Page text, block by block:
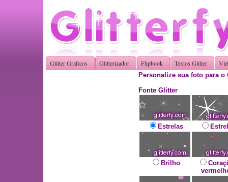
Glitter Gráficos Glitterizador Flipbook Textos Glitter
Personalize sua foto para o
Fonte Glitter
Estrelas
Brilho